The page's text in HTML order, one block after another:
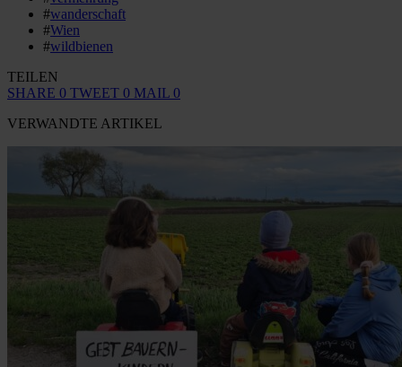
#wanderschaft
#Wien
#wildbienen
TEILEN
SHARE 0 TWEET 0 MAIL 0
VERWANDTE ARTIKEL